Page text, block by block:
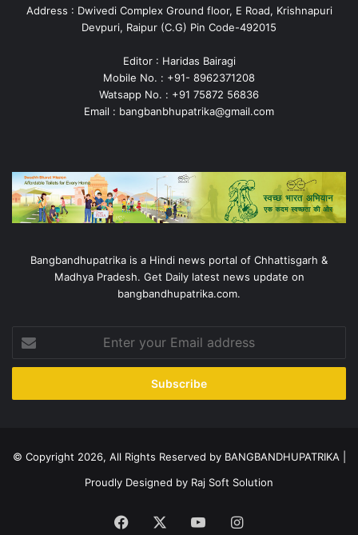
Address : Dwivedi Complex Ground floor, E Road, Krishnapuri
Devpuri, Raipur (C.G) Pin Code-492015
Editor : Haridas Bairagi
Mobile No. : +91- 8962371208
Watsapp No. : +91 75872 56836
Email : bangbanbhupatrika@gmail.com
Bangbandhupatrika is a Hindi news portal of Chhattisgarh &
Madhya Pradesh. Get Daily latest news update on
bangbandhupatrika.com.
your
Email
© Copyright 2026, All Rights Reserved by BANGBANDHUPATRIKA |
Proudly Designed by Raj Soft Solution
Facebook YouTubeInstagram